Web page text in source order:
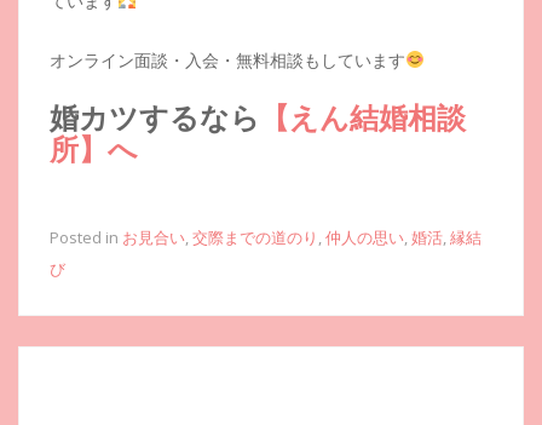
オンライン面談・入会・無料相談もしています
婚カツするなら
【えん結婚相談
所】へ
Posted in お見合い,交際までの道のり ,仲人の思い,婚活,縁結
び